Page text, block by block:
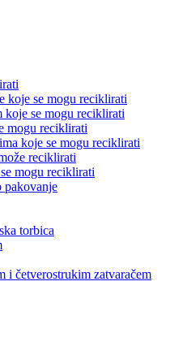
koje se mogu reciklirati
koje se mogu reciklirati
mogu reciklirati
koje se mogu reciklirati
reciklirati
mogu reciklirati
pakovanje
torbica
i četverostrukim zatvaračem